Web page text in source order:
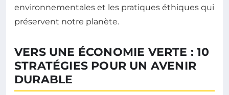
environnementales et les pratiques éthiques qui
préservent notre planète.
VERS UNE ÉCONOMIE VERTE : 10
STRATÉGIES POUR UN AVENIR
DURABLE